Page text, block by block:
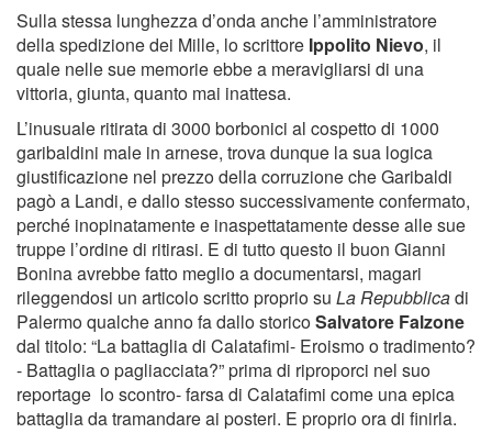
Sulla stessa lunghezza d’onda anche l’amministratore
della spedizione dei Mille, lo scrittore Ippolito Nievo, il
quale nelle sue memorie ebbe a meravigliarsi di una
vittoria, giunta, quanto mai inattesa.
L’inusuale ritirata di 3000 borbonici al cospetto di 1000
garibaldini male in arnese, trova dunque la sua logica
giustificazione nel prezzo della corruzione che Garibaldi
pagò a Landi, e dallo stesso successivamente confermato,
perché inopinatamente e inaspettatamente desse alle sue
truppe l’ordine di ritirasi. E di tutto questo il buon Gianni
Bonina avrebbe fatto meglio a documentarsi, magari
rileggendosi un articolo scritto proprio su La Repubblicadi
Palermo qualche anno fa dallo storicoSalvatore Falzone
dal titolo: “La battaglia di Calatafimi- Eroismo o tradimento?
- Battaglia o pagliacciata?” prima di riproporci nel suo
reportage lo scontro- farsa di Calatafimi come una epica
battaglia da tramandare ai posteri. E proprio ora di finirla.